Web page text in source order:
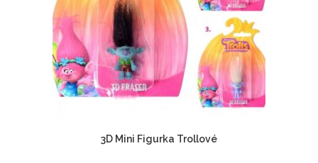
3D Mini Figurka Trollové